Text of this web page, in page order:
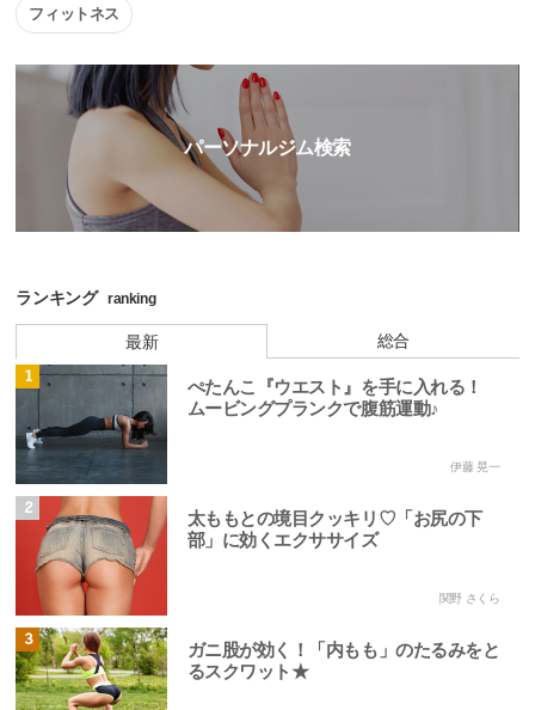
フィットネス
パーソナルジム検索
ランキング ranking
最新 総合
1
ぺたんこ『ウエスト』を手に入れる！
ムービングプランクで腹筋運動♪
伊藤 晃一
2
太ももとの境目クッキリ♡「お尻の下
部」に効くエクササイズ
関野 さくら
3
ガニ股が効く！「内もも」のたるみをと
るスクワット★